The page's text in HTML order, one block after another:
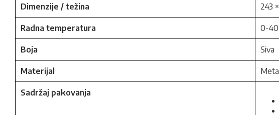
Dimenzije / težina 243
Radna temperatura 0-40
Boja Siva
Materijal
Sadržaj pakovanja